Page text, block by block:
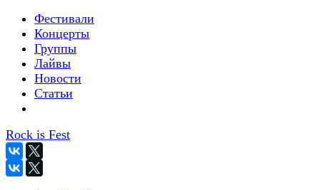
Фестивали
Концерты
Группы
Лайвы
Новости
Статьи
Rock is Fest